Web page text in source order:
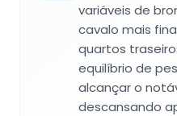
variáveis de
cavalo mais
quartos
equilíbrio de
alcançar o
descansando